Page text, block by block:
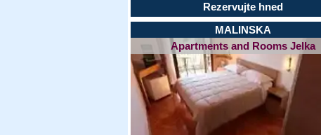
Rezervujte hned
MALINSKA
Apartments and Rooms Jelka